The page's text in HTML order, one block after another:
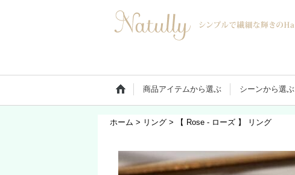
商品アイテムから選ぶ シーンから選ぶ
ホーム > リング > 【 Rose - ローズ 】 リング